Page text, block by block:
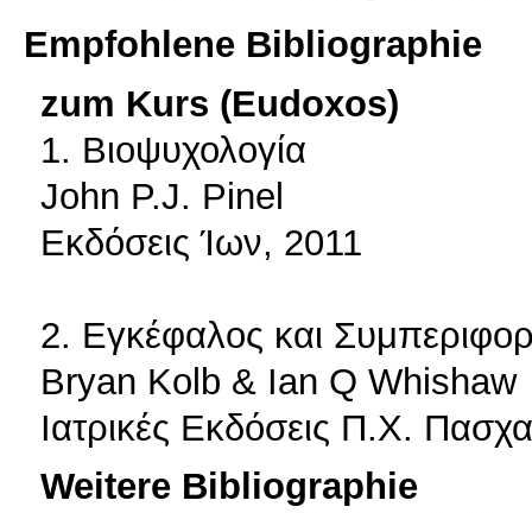
Empfohlene Bibliographie
zum Kurs (Eudoxos)
1. Βιοψυχολογία
John P.J. Pinel
Εκδόσεις Ίων, 2011
2. Εγκέφαλος και
Bryan Kolb & Ian Q Whishaw
Ιατρικές Εκδόσεις Π.Χ.
Weitere Bibliographie